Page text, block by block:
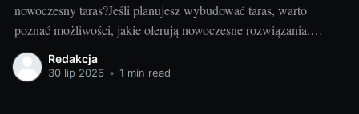
nowoczesny taras?Jeśli planujesz wybudować taras, warto
poznać możliwości, jakie oferują nowoczesne rozwiązania.
Można przecież zdecydować się na coś więcej niż tylko
tradycyjną terakotę. Ale jak wygląda nowoczesny taras i dlaczego
Redakcja
30 lip 2026 • 1 min read